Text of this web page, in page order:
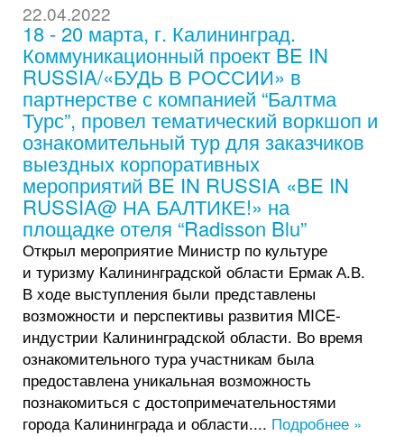
22.04.2022
18 - 20 марта, г. Калининград.
Коммуникационный проект BE IN
RUSSIA/«БУДЬ В РОССИИ» в
партнерстве с компанией “Балтма
Турс”, провел тематический воркшоп и
ознакомительный тур для заказчиков
выездных корпоративных
мероприятий BE IN RUSSIA «BE IN
RUSSIA@ НА БАЛТИКЕ!» на
площадке отеля “Radisson Blu”
Открыл мероприятие Министр по культуре
и туризму Калининградской области Ермак А.В.
В ходе выступления были представлены
возможности и перспективы развития MICE-
индустрии Калининградской области. Во время
ознакомительного тура участникам была
предоставлена уникальная возможность
познакомиться с достопримечательностями
города Калининграда и области.... Подробнее »